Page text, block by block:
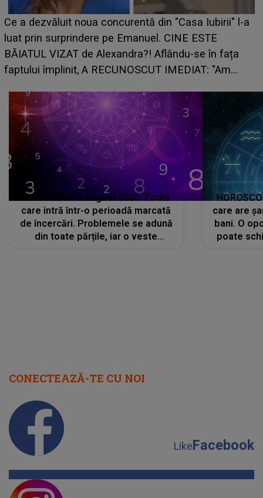
Ce a dezvăluit noua concurentă din "Casa Iubirii" l-a
luat prin surprindere pe Emanuel. CINE ESTE
BĂIATUL VIZAT de Alexandra?! Aflându-se în fața
faptului împlinit, A RECUNOSCUT IMEDIAT: "Am
HOROSCOP 7 august 2026. Zodia
care intră într-o perioadă marcată
de încercări. Problemele se adună
din toate părțile, iar o veste
care are
bani. O
poate
CONECTEAZĂ-TE CU NOI
LikeFacebook